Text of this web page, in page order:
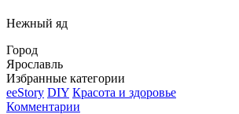
Нежный яд
Город
Ярославль
Избранные категории
ееStory DIY Красота и здоровье
Комментарии